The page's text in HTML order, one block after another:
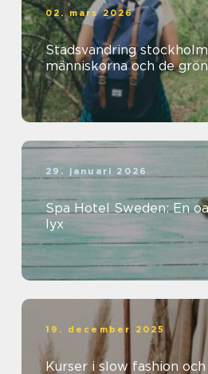
02. mars 2026
Stadsvandring stockholm
människorna och de
29. januari 2026
Spa Hotel Sweden: En
lyx
19. december 2025
Kurser i slow fashion